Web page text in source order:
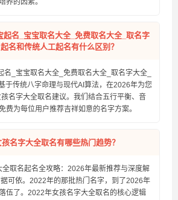
养的因素。
起名_宝宝取名大全_免费取名大全_取名字
名和传统人工起名有什么区别？
名_宝宝取名大全_免费取名大全_取名字大全_
于传统八字命理与现代AI算法，在2026年为您
名字大全取名建议。我们结合五行平衡、音
费为每位用户推荐吉祥如意的名字方案。
名字大全取名有哪些热门趋势？
取名起名全攻略：2026年最新推荐与深度解
可依。2022年的那批热门名字，到了2026年
伍了。2022年女孩名字大全取名的核心逻辑